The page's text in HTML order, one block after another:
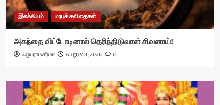
இலக்கியம் மரபுக் கவிதைகள்
அகந்தை விட்டோடினால் தெரிந்திடுவான் சிவனாய்!
ஜெயராமசர்மா August 3, 2026 0